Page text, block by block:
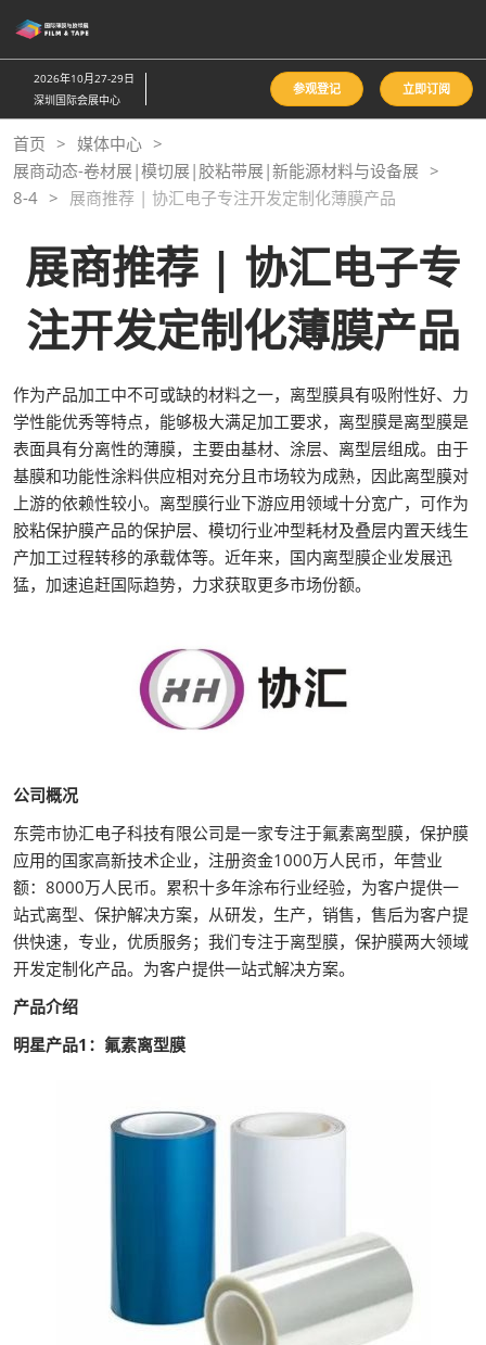
接
跳
至
内
容
2026年10月27-29日
深圳国际会展中心
参观登记 立即订阅
首页
媒体中心
展商动态-卷材展|模切展|胶粘带展|新能源材料与设备展
8-4
展商推荐 | 协汇电子专注开发定制化薄膜产品
展商推荐 | 协汇电子专
注开发定制化薄膜产品
作为产品加工中不可或缺的材料之一，离型膜具有吸附性好、力
学性能优秀等特点，能够极大满足加工要求，离型膜是离型膜是
表面具有分离性的薄膜，主要由基材、涂层、离型层组成。由于
基膜和功能性涂料供应相对充分且市场较为成熟，因此离型膜对
上游的依赖性较小。离型膜行业下游应用领域十分宽广，可作为
胶粘保护膜产品的保护层、模切行业冲型耗材及叠层内置天线生
产加工过程转移的承载体等。近年来，国内离型膜企业发展迅
猛，加速追赶国际趋势，力求获取更多市场份额。
公司概况
东莞市协汇电子科技有限公司是一家专注于氟素离型膜，保护膜
应用的国家高新技术企业，注册资金1000万人民币，年营业
额：8000万人民币。累积十多年涂布行业经验，为客户提供一
站式离型、保护解决方案，从研发，生产，销售，售后为客户提
供快速，专业，优质服务；我们专注于离型膜，保护膜两大领域
开发定制化产品。为客户提供一站式解决方案。
产品介绍
明星产品1：氟素离型膜